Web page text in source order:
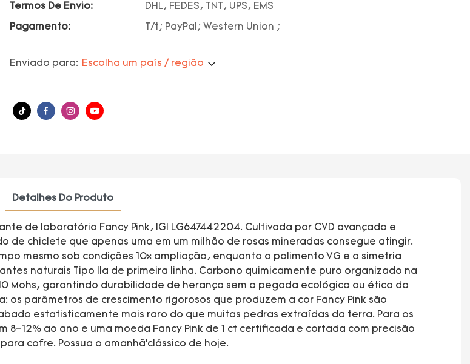
Termos De Envio: DHL, FEDES, TNT, UPS, EMS
Pagamento: T/t; PayPal; Western Union ;
Enviado para: Escolha um país / região
Detalhes Do Produto
de laboratório Fancy Pink, IGI LG647442204. Cultivada por CVD avançado e
de chiclete que apenas uma em um milhão de rosas mineradas consegue atingir.
mesmo sob condições 10× ampliação, enquanto o polimento VG e a simetria
naturais Tipo IIa de primeira linha. Carbono quimicamente puro organizado na
Mohs, garantindo durabilidade de herança sem a pegada ecológica ou ética da
parâmetros de crescimento rigorosos que produzem a cor Fancy Pink são
estatisticamente mais raro do que muitas pedras extraídas da terra. Para os
ao ano e uma moeda Fancy Pink de 1 ct certificada e cortada com precisão
cofre. Possua o amanhã’clássico de hoje.